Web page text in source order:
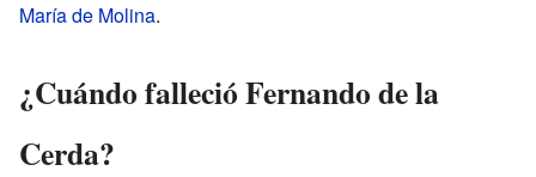
María de Molina.
¿Cuándo falleció Fernando de la
Cerda?